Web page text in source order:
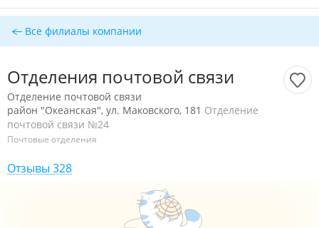
Все филиалы компании
Отделения почтовой связи
Отделение почтовой связи
район "Океанская", ул. Маковского, 181 Отделение
почтовой связи №24
Почтовые отделения
Отзывы 328